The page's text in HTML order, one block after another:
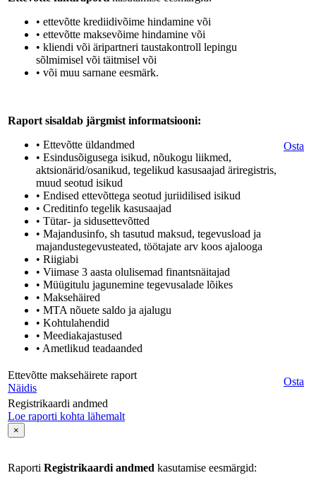
• ettevõtte krediidivõime hindamine või
• ettevõtte maksevõime hindamine või
• kliendi või äripartneri taustakontroll lepingu
sõlmimisel või täitmisel või
• või muu sarnane eesmärk.
Raport sisaldab järgmist informatsiooni:
• Ettevõtte üldandmed
• Esindusõigusega isikud, nõukogu liikmed,
aktsionärid/osanikud, tegelikud kasusaajad äriregistris,
muud seotud isikud
• Endised ettevõttega seotud juriidilised isikud
• Creditinfo tegelik kasusaajad
• Tütar- ja sidusettevõtted
• Majandusinfo, sh tasutud maksud, tegevusload ja
majandustegevusteated, töötajate arv koos ajalooga
• Riigiabi
• Viimase 3 aasta olulisemad finantsnäitajad
• Müügitulu jagunemine tegevusalade lõikes
• Maksehäired
• MTA nõuete saldo ja ajalugu
• Kohtulahendid
• Meediakajastused
• Ametlikud teadaanded
Osta
Ettevõtte maksehäirete raport
Näidis
Osta
Registrikaardi andmed
Loe raporti kohta lähemalt
×
Raporti Registrikaardi andmed kasutamise eesmärgid: